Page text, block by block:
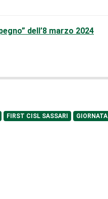
dell’8 marzo 2024
FIRST CISL SASSARI